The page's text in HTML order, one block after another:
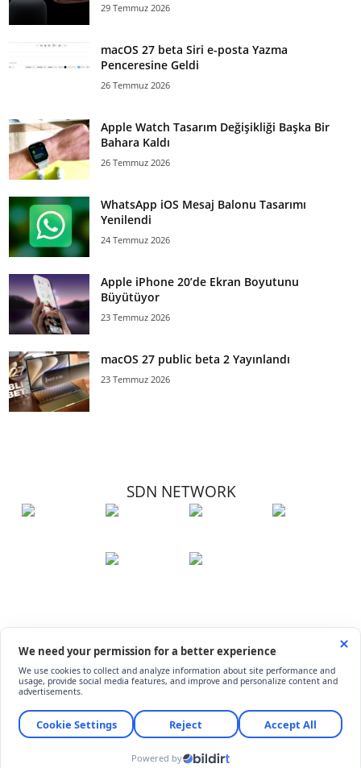
29 Temmuz 2026
macOS 27 beta Siri e-posta Yazma
Penceresine Geldi
26 Temmuz 2026
Apple Watch Tasarım Değişikliği Başka Bir
Bahara Kaldı
26 Temmuz 2026
WhatsApp iOS Mesaj Balonu Tasarımı
Yenilendi
24 Temmuz 2026
Apple iPhone 20’de Ekran Boyutunu
Büyütüyor
23 Temmuz 2026
macOS 27 public beta 2 Yayınlandı
23 Temmuz 2026
SDN NETWORK
© ShiftDelete.Net